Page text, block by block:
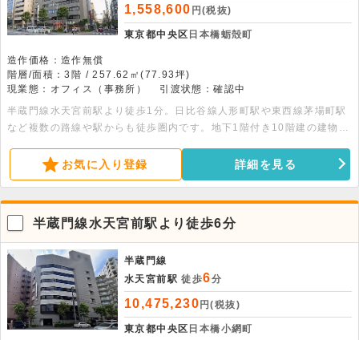
1,558,600 円(税抜)
東京都中央区 日本橋蛎殻町
造作価格：造作無償
階層/面積：3階 / 257.62㎡(77.93坪)
現業態：オフィス（事務所）
引渡状態：確認中
半蔵門線水天宮前駅より徒歩1分。日比谷線人形町駅や東西線茅場町駅
など複数の路線や駅からも徒歩圏内です。地下1階付き10階建の建物の
個別空調・男女別トイレ・機械警備完備です。
お気に入り登録 詳細を見る
半蔵門線水天宮前駅より徒歩6分
半蔵門線
水天宮前駅 徒歩6分
10,475,230 円(税抜)
東京都中央区 日本橋小網町